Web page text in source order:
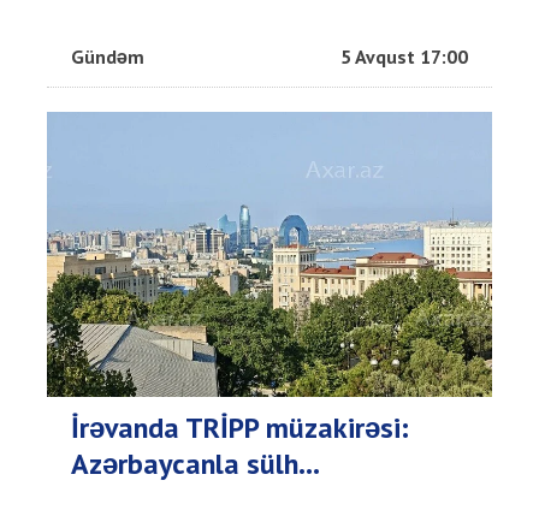
Gündəm 5 Avqust 17:00
İrəvanda TRİPP müzakirəsi:
Azərbaycanla sülh...